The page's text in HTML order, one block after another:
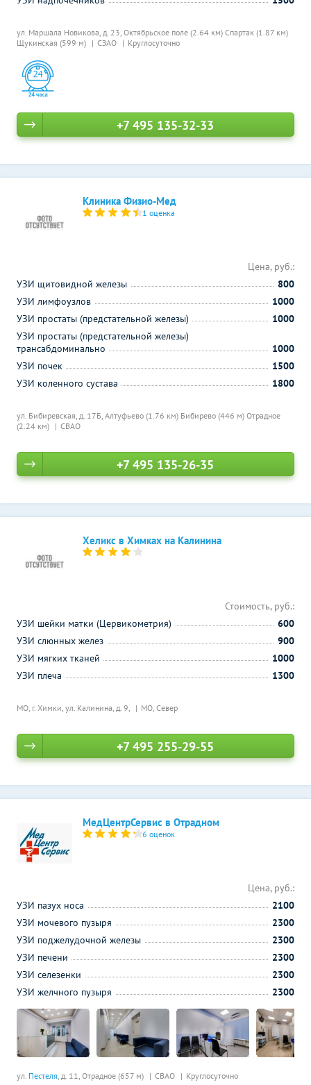
ул. Маршала Новикова, д. 23, Октябрьское поле (2.64 км) Спартак (1.87 км)
Щукинская (599 м)
СЗАО Круглосуточно
+7 495 135-32-33
Клиника Физио-Мед
1 оценка
ул. Бибиревская, д. 17Б, Алтуфьево (1.76 км) Бибирево (446 м) Отрадное
(2.24 км)
СВАО
Цена, руб.:
УЗИ щитовидной железы
800
УЗИ лимфоузлов
1000
УЗИ простаты (предстательной железы)
1000
УЗИ простаты (предстательной железы)
трансабдоминально
1000
УЗИ почек
1500
УЗИ коленного сустава
1800
+7 495 135-26-35
Хеликс в Химках на Калинина
МО, г. Химки, ул. Калинина, д. 9, МО, Север
Стоимость, руб.:
УЗИ шейки матки (Цервикометрия)
600
УЗИ слюнных желез
900
УЗИ мягких тканей
1000
УЗИ плеча
1300
+7 495 255-29-55
МедЦентрСервис в Отрадном
6 оценок
ул. Пестеля, д. 11, Отрадное (657 м) СВАО Круглосуточно
Цена, руб.:
УЗИ пазух носа
2100
УЗИ мочевого пузыря
2300
УЗИ поджелудочной железы
2300
УЗИ печени
2300
УЗИ селезенки
2300
УЗИ желчного пузыря
2300